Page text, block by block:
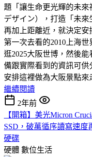
題「讓生命更光輝的未
デザイン），打造「未來
再加上距離近，就決定
第一次去看的2010上海
逛2025大阪世博，然後
備跟實際看到的資訊可
安排這裡做為大阪景點來
繼續閱讀
2年前
【開箱】美光Micron
SSD，破萬循序讀寫速
硬碟
硬體 數位生活